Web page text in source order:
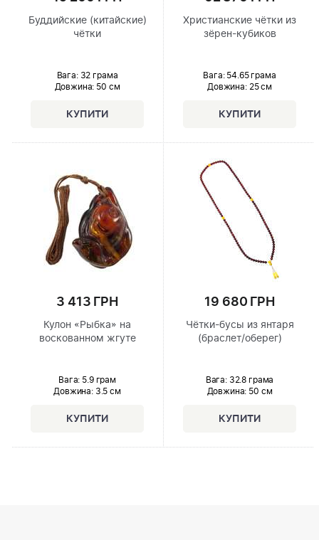
Буддийские (китайские)
чётки
Вага: 32 грама
Довжина: 50 см
Христианские чётки из
зёрен-кубиков
Вага: 54.65 грама
Довжина:25 см
3 413 ГРН
Кулон «Рыбка» на
воскованном жгуте
Вага: 5.9 грам
Довжина:3.5 см
19 680 ГРН
Чётки-бусы из янтаря
(браслет/оберег)
Вага: 32.8 грама
Довжина: 50 см